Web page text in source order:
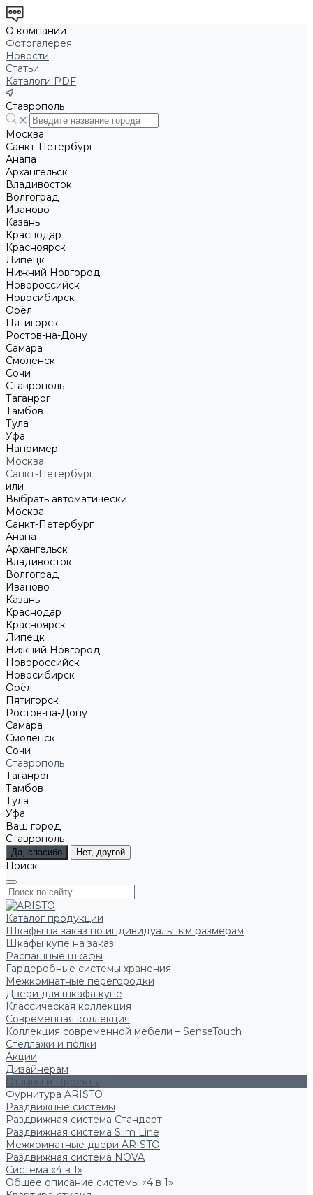
О компании
Фотогалерея
Новости
Статьи
Каталоги PDF
Ставрополь
Москва
Санкт-Петербург
Анапа
Архангельск
Владивосток
Волгоград
Иваново
Казань
Краснодар
Красноярск
Липецк
Нижний Новгород
Новороссийск
Новосибирск
Орёл
Пятигорск
Ростов-на-Дону
Самара
Смоленск
Сочи
Ставрополь
Таганрог
Тамбов
Тула
Уфа
Например:
Москва
Санкт-Петербург
или
Выбрать автоматически
Москва
Санкт-Петербург
Анапа
Архангельск
Владивосток
Волгоград
Иваново
Казань
Краснодар
Красноярск
Липецк
Нижний Новгород
Новороссийск
Новосибирск
Орёл
Пятигорск
Ростов-на-Дону
Самара
Смоленск
Сочи
Ставрополь
Таганрог
Тамбов
Тула
Уфа
Ваш город
Ставрополь
Да, спасибо Нет, другой
Поиск
Каталог продукции
Шкафы на заказ по индивидуальным размерам
Шкафы купе на заказ
Распашные шкафы
Гардеробные системы хранения
Межкомнатные перегородки
Двери для шкафа купе
Классическая коллекция
Современная коллекция
Коллекция современной мебели – SenseTouch
Стеллажи и полки
Акции
Дизайнерам
Отзывы и Проекты
Фурнитура ARISTO
Раздвижные системы
Раздвижная система Стандарт
Раздвижная система Slim Line
Межкомнатные двери ARISTO
Раздвижная система NOVA
Система «4 в 1»
Общее описание системы «4 в 1»